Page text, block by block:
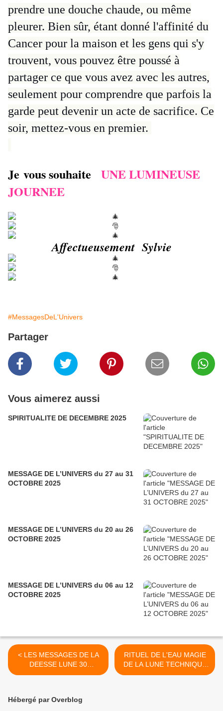
prendre une douche chaude, ou même
pleurer. Bien sûr, étant donné l'affinité du
Cancer pour la maison et les gens qui s'y
trouvent, vous pouvez être poussé à
partager ce que vous avez avec les autres,
seulement pour comprendre que parfois la
garde peut devenir un acte de sacrifice. Ce
soir, mettez-vous en premier.
Je vous souhaite UNE LUMINEUSE
JOURNEE
Affectueusement Sylvie
#MessagesDeL'Univers
Partager
Vous aimerez aussi
SPIRITUALITE DE DECEMBRE 2025
MESSAGE DE L’UNIVERS du 27 au 31
OCTOBRE 2025
MESSAGE DE L’UNIVERS du 20 au 26
OCTOBRE 2025
MESSAGE DE L’UNIVERS du 06 au 12
OCTOBRE 2025
< LES MESSAGES DE LA
DEESSE LUNE 30
DECEMBRE 2020
RITUEL DE L'EAU MAGIE
DE LA LUNE TECHNIQUE
DU VERRE D'EAU 2
Hébergé par Overblog